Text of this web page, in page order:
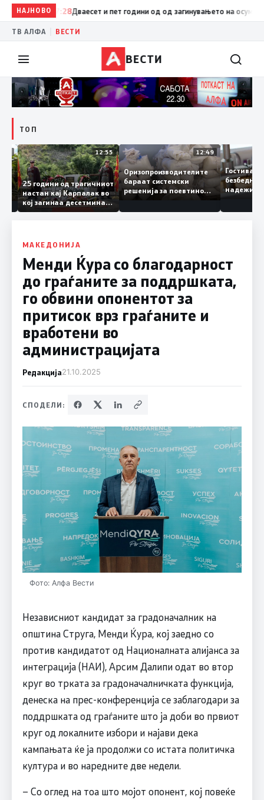
НАЈНОВО
07:28Дваесет и пет години од од загинувањето на осумтемина
ТВ АЛФА ВЕСТИ
ВЕСТИ
ТОП
13:04 12:55
25 години од трагичниот
настан кај Карпалак во
кој загинаа десетмина
македонски бранители
12:49
Оризопроизводителите
бараат системски
решенија за поевтино
производство
МАКЕДОНИЈА
Менди Ќура со благодарност
до граѓаните за поддршката,
го обвини опонентот за
притисок врз граѓаните и
вработени во
администрацијата
Редакција21.10.2025
СПОДЕЛИ:
Фото: Алфа Вести
Независниот кандидат за градоначалник на
општина Струга, Менди Ќура, кој заедно со
против кандидатот од Националната алијанса за
интеграција (НАИ), Арсим Далипи одат во втор
круг во трката за градоначалничката функција,
денеска на прес-конференција се заблагодари за
поддршката од граѓаните што ја доби во првиот
круг од локалните избори и најави дека
кампањата ќе ја продолжи со истата политичка
култура и во наредните две недели.
– Со оглед на тоа што мојот опонент, кој повеќе